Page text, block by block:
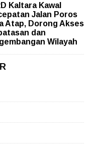
Kaltara Kawal
Jalan Poros
Atap, Dorong Akses
dan
Wilayah